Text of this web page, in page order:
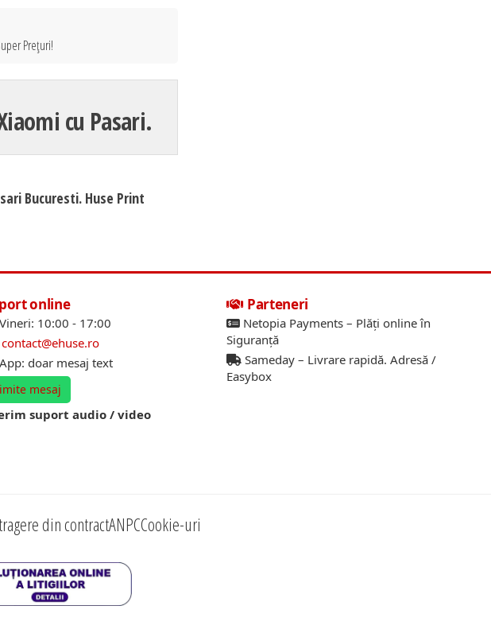
Prețuri!
cu Pasari.
Bucuresti. Huse Print
online
10:00 - 17:00
contact@ehuse.ro
doar mesaj text
mesaj
suport audio / video
Parteneri
Netopia Payments – Plăți online în
Siguranță
Sameday – Livrare rapidă. Adresă /
Easybox
din contractANPCCookie-uri